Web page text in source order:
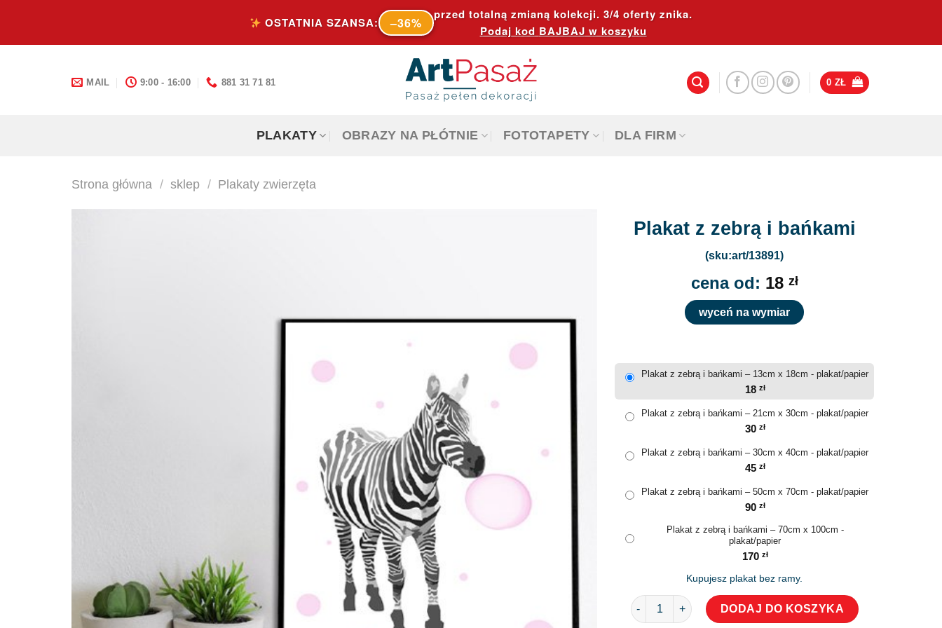
content
OSTATNIA SZANSA: –36%
przed totalną zmianą kolekcji. 3/4 oferty znika.
Podaj kod BAJBAJ w koszyku
MAIL 9:00 - 16:00 881 31 71 81 0 ZŁ
PLAKATY OBRAZY NA PŁÓTNIE FOTOTAPETY DLA FIRM
Strona główna / sklep / Plakaty zwierzęta
Plakat z zebrą i bańkami
(sku:art/13891)
cena od: 18 zł
wyceń na wymiar
Plakat z zebrą i bańkami – 13cm x 18cm - plakat/papier
18 zł
Plakat z zebrą i bańkami – 21cm x 30cm - plakat/papier
30 zł
Plakat z zebrą i bańkami – 30cm x 40cm - plakat/papier
45 zł
Plakat z zebrą i bańkami – 50cm x 70cm - plakat/papier
90 zł
Plakat z zebrą i bańkami – 70cm x 100cm -
plakat/papier
170 zł
Kupujesz plakat bez ramy.
ilość Plakat z zebrą i bańkami
DODAJ DO KOSZYKA